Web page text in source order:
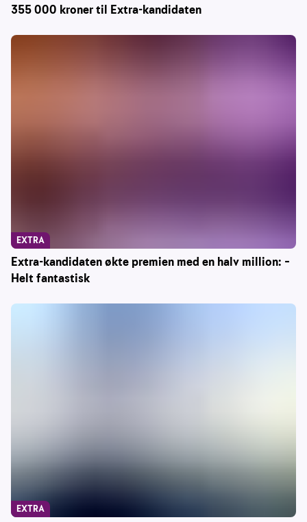
355 000 kroner til Extra-kandidaten
Extra-kandidaten økte premien med en halv million: –
Helt fantastisk
EXTRA
EXTRA